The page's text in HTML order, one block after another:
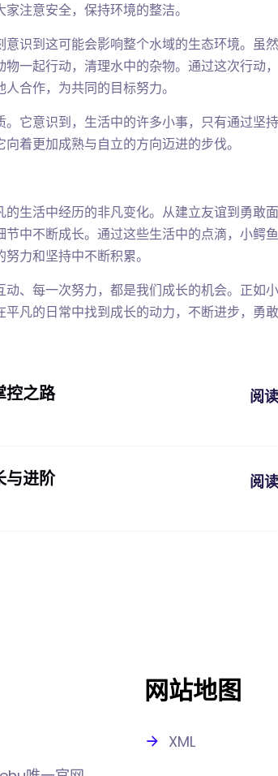
注意安全，保持环境的整洁。
识到这可能会影响整个水域的生态环境。虽然
一起行动，清理水中的杂物。通过这次行动，
合作，为共同的目标努力。
它意识到，生活中的许多小事，只有通过坚持
着更加成熟与自立的方向迈进的步伐。
生活中经历的非凡变化。从建立友谊到勇敢面
中不断成长。通过这些生活中的点滴，小鳄鱼
力和坚持中不断积累。
、每一次努力，都是我们成长的机会。正如小
凡的日常中找到成长的动力，不断进步，勇敢
控之路 阅读
与进阶 阅读
网站地图
XML